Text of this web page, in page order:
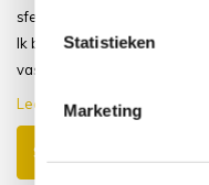
Statistieken
Marketing
sfeervolle uitstraling' in de
Ik ben enthousiast, maar dat
vast al duidelij...
Lees meer
Schrijf je eigen review